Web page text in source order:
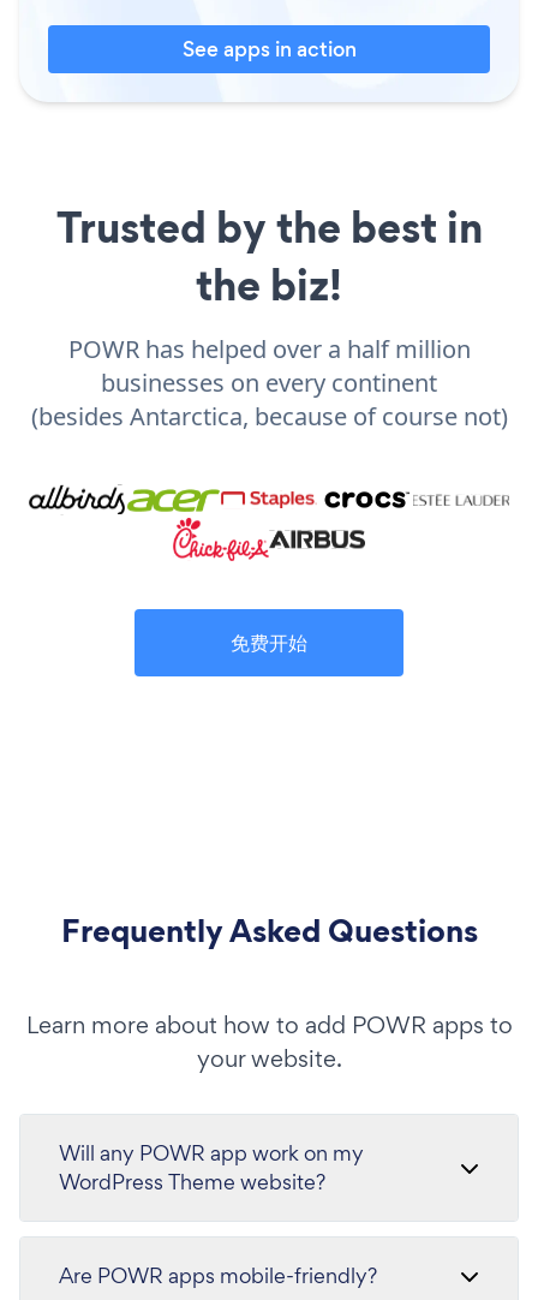
See apps in action
Trusted by the best in
the biz!
POWR has helped over a half million
businesses on every continent
(besides Antarctica, because of course not)
免费开始
Frequently Asked Questions
Learn more about how to add POWR apps to
your website.
Will any POWR app work on my
WordPress Theme website?
Are POWR apps mobile-friendly?